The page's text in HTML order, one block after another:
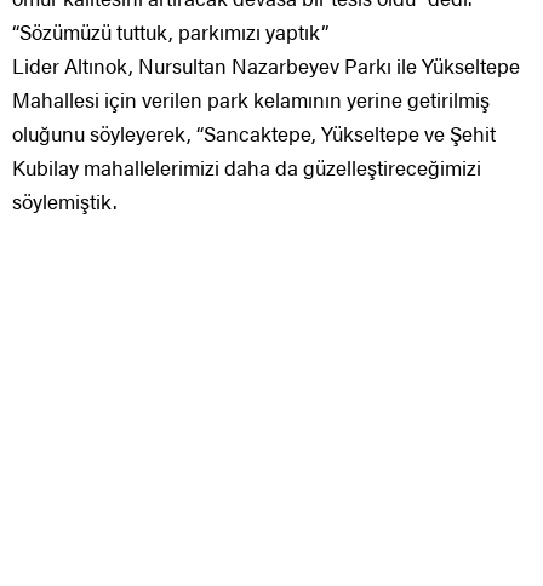
“Sözümüzü tuttuk, parkımızı yaptık”
Lider Altınok, Nursultan Nazarbeyev Parkı ile Yükseltepe
Mahallesi için verilen park kelamının yerine getirilmiş
oluğunu söyleyerek, “Sancaktepe, Yükseltepe ve Şehit
Kubilay mahallelerimizi daha da güzelleştireceğimizi
söylemiştik.